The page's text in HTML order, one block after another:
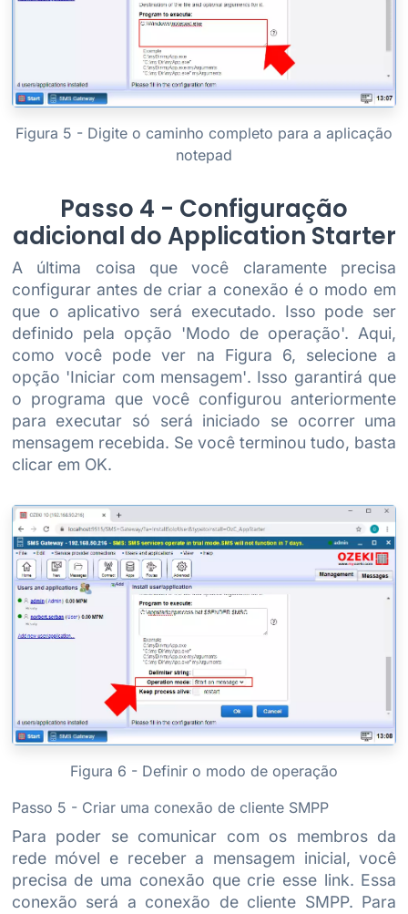
Figura 5 - Digite o caminho completo para a aplicação
notepad
Passo 4 - Configuração
adicional do Application Starter
A última coisa que você claramente precisa
configurar antes de criar a conexão é o modo em
que o aplicativo será executado. Isso pode ser
definido pela opção 'Modo de operação'. Aqui,
como você pode ver na Figura 6, selecione a
opção 'Iniciar com mensagem'. Isso garantirá que
o programa que você configurou anteriormente
para executar só será iniciado se ocorrer uma
mensagem recebida. Se você terminou tudo, basta
clicar em OK.
Figura 6 - Definir o modo de operação
Passo 5 - Criar uma conexão de cliente SMPP
Para poder se comunicar com os membros da
rede móvel e receber a mensagem inicial, você
precisa de uma conexão que crie esse link. Essa
conexão será a conexão de cliente SMPP. Para